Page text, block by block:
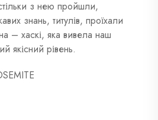
з нею пройшли,
знань, титулів, проїхали
– хаскі, яка вивела наш
якісний рівень.